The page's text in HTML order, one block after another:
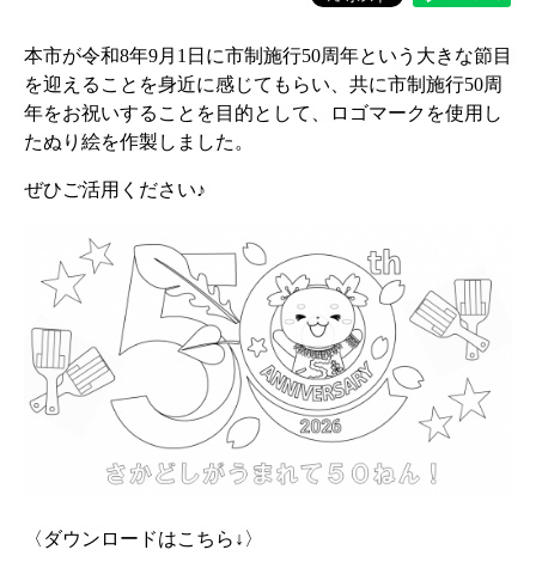
本市が令和8年9月1日に市制施行50周年という大きな節目
を迎えることを身近に感じてもらい、共に市制施行50周
年をお祝いすることを目的として、ロゴマークを使用し
たぬり絵を作製しました。
ぜひご活用ください♪
〈ダウンロードはこちら↓〉